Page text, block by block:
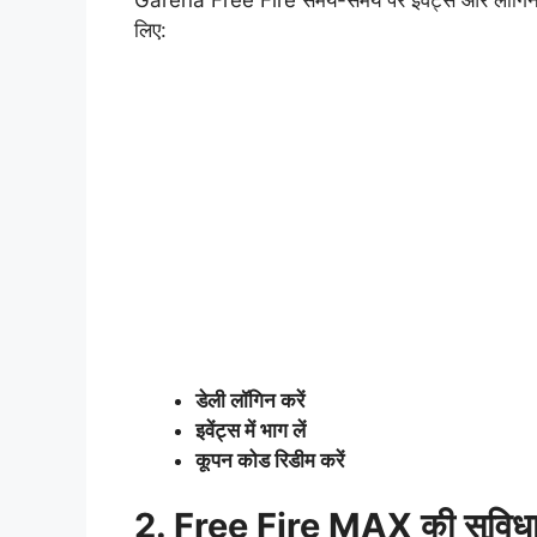
लिए:
डेली लॉगिन करें
इवेंट्स में भाग लें
कूपन कोड रिडीम करें
2. Free Fire MAX की